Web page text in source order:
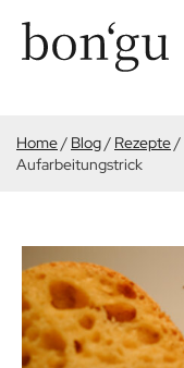
Home/ Blog/ Rezepte/
Aufarbeitungstrick